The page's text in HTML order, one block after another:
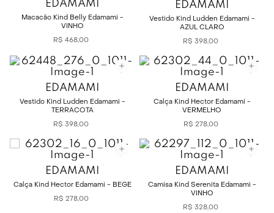
EDAMAMI
Macacão Kind Belly Edamami -
VINHO
R$ 468,00
EDAMAMI
Vestido Kind Ludden Edamami -
AZUL CLARO
R$ 398,00
EDAMAMI
Vestido Kind Ludden Edamami -
TERRACOTA
R$ 398,00
EDAMAMI
Calça Kind Hector Edamami -
VERMELHO
R$ 278,00
EDAMAMI
Calça Kind Hector Edamami - BEGE
R$ 278,00
EDAMAMI
Camisa Kind Serenita Edamami -
VINHO
R$ 328,00